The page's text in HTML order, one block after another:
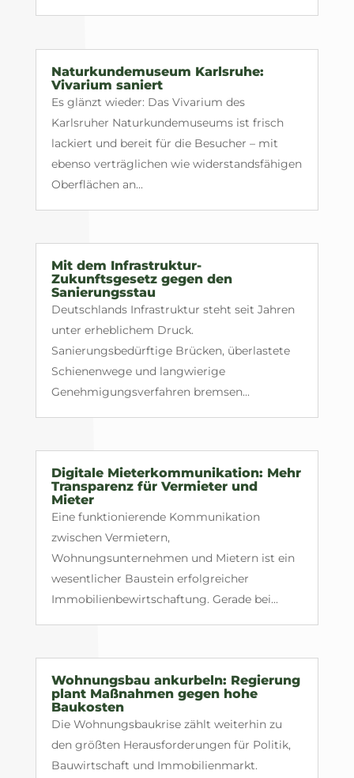
Naturkundemuseum Karlsruhe:
Vivarium saniert
Es glänzt wieder: Das Vivarium des
Karlsruher Naturkundemuseums ist frisch
lackiert und bereit für die Besucher – mit
ebenso verträglichen wie widerstandsfähigen
Oberflächen an...
Mit dem Infrastruktur-
Zukunftsgesetz gegen den
Sanierungsstau
Deutschlands Infrastruktur steht seit Jahren
unter erheblichem Druck.
Sanierungsbedürftige Brücken, überlastete
Schienenwege und langwierige
Genehmigungsverfahren bremsen...
Digitale Mieterkommunikation: Mehr
Transparenz für Vermieter und
Mieter
Eine funktionierende Kommunikation
zwischen Vermietern,
Wohnungsunternehmen und Mietern ist ein
wesentlicher Baustein erfolgreicher
Immobilienbewirtschaftung. Gerade bei...
Wohnungsbau ankurbeln: Regierung
plant Maßnahmen gegen hohe
Baukosten
Die Wohnungsbaukrise zählt weiterhin zu
den größten Herausforderungen für Politik,
Bauwirtschaft und Immobilienmarkt.